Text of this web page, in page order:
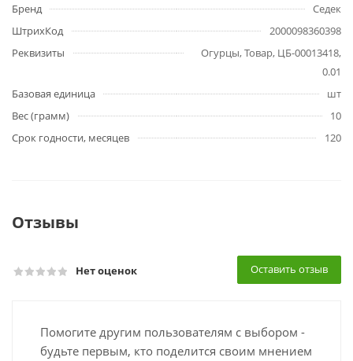
Бренд
Седек
ШтрихКод
2000098360398
Реквизиты
Огурцы, Товар, ЦБ-00013418,
0.01
Базовая единица
шт
Вес (грамм)
10
Срок годности, месяцев
120
Отзывы
Нет оценок Оставить отзыв
Помогите другим пользователям с выбором -
будьте первым, кто поделится своим мнением